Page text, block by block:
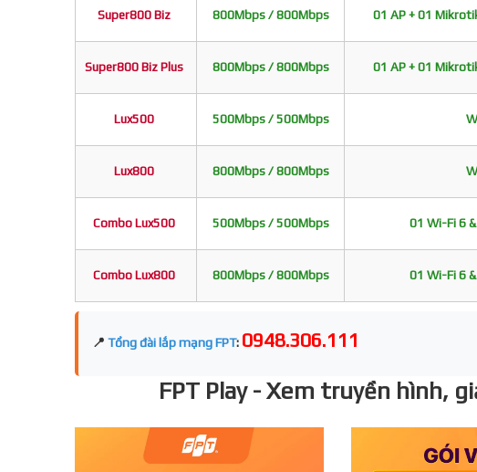
Super800 Biz 800Mbps / 800Mbps 01 AP + 01
Super800 Biz Plus 800Mbps / 800Mbps 01 AP + 01
Lux500 500Mbps / 500Mbps
Lux800 800Mbps / 800Mbps
Combo Lux500 500Mbps / 500Mbps 01 Wi-Fi 6 &
Combo Lux800 800Mbps / 800Mbps 01 Wi-Fi 6 &
📍 Tổng đài lắp mạng FPT: 0948.306.111
FPT Play - Xem truyền hình,